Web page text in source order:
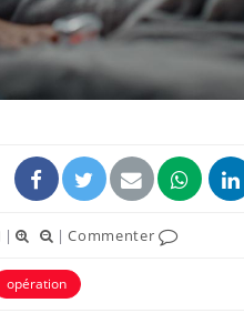
| |Commenter
opération
détecté chez un
en France